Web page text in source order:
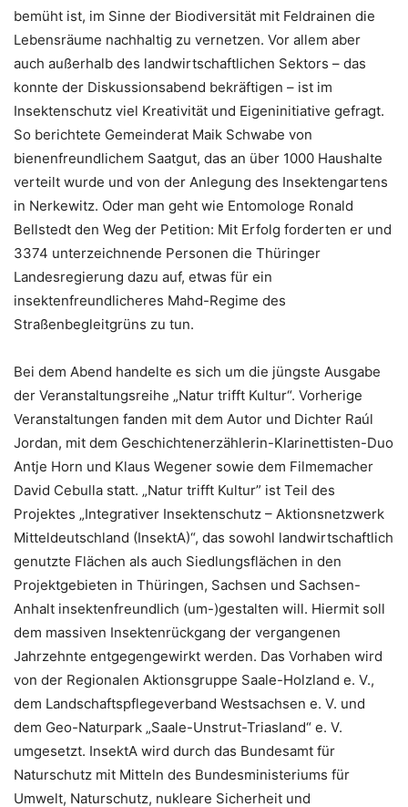
bemüht ist, im Sinne der Biodiversität mit Feldrainen die
Lebensräume nachhaltig zu vernetzen. Vor allem aber
auch außerhalb des landwirtschaftlichen Sektors – das
konnte der Diskussionsabend bekräftigen – ist im
Insektenschutz viel Kreativität und Eigeninitiative gefragt.
So berichtete Gemeinderat Maik Schwabe von
bienenfreundlichem Saatgut, das an über 1000 Haushalte
verteilt wurde und von der Anlegung des Insektengartens
in Nerkewitz. Oder man geht wie Entomologe Ronald
Bellstedt den Weg der Petition: Mit Erfolg forderten er und
3374 unterzeichnende Personen die Thüringer
Landesregierung dazu auf, etwas für ein
insektenfreundlicheres Mahd-Regime des
Straßenbegleitgrüns zu tun.
Bei dem Abend handelte es sich um die jüngste Ausgabe
der Veranstaltungsreihe „Natur trifft Kultur“. Vorherige
Veranstaltungen fanden mit dem Autor und Dichter Raúl
Jordan, mit dem Geschichtenerzählerin-Klarinettisten-Duo
Antje Horn und Klaus Wegener sowie dem Filmemacher
David Cebulla statt. „Natur trifft Kultur” ist Teil des
Projektes „Integrativer Insektenschutz – Aktionsnetzwerk
Mitteldeutschland (InsektA)“, das sowohl landwirtschaftlich
genutzte Flächen als auch Siedlungsflächen in den
Projektgebieten in Thüringen, Sachsen und Sachsen-
Anhalt insektenfreundlich (um-)gestalten will. Hiermit soll
dem massiven Insektenrückgang der vergangenen
Jahrzehnte entgegengewirkt werden. Das Vorhaben wird
von der Regionalen Aktionsgruppe Saale-Holzland e. V.,
dem Landschaftspflegeverband Westsachsen e. V. und
dem Geo-Naturpark „Saale-Unstrut-Triasland“ e. V.
umgesetzt. InsektA wird durch das Bundesamt für
Naturschutz mit Mitteln des Bundesministeriums für
Umwelt, Naturschutz, nukleare Sicherheit und